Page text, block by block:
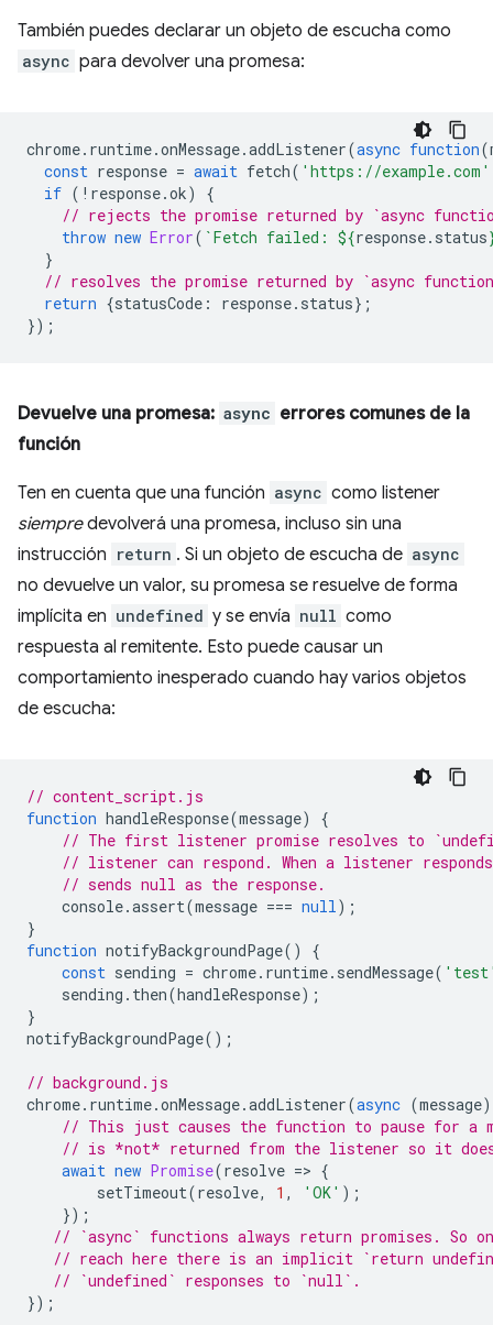
También puedes declarar un objeto de escucha como
async para devolver una promesa:
chrome. runtime.onMessage.addListener(async function(
const response = await fetch( 'https://example.com'
if ( ! response.ok)
{
// rejects the promise returned by `async
throw new Error( `Fetch failed: ${response. status
}
// resolves the promise returned by `async
return {statusCode : response. status};
});
Devuelve una promesa: async errores comunes de la
función
Ten en cuenta que una función async como listener
siempredevolverá una promesa, incluso sin una
instrucción return . Si un objeto de escucha de async
no devuelve un valor, su promesa se resuelve de forma
implícita en undefined y se envía null como
respuesta al remitente. Esto puede causar un
comportamiento inesperado cuando hay varios objetos
de escucha:
// content_script.js
function handleResponse(message)
{
// The first listener promise resolves to
// listener can respond. When a listener
// sends null as the response.
console.assert(message === null);
}
function notifyBackgroundPage()
{
const sending = chrome. runtime. sendMessage(
sending . then(handleResponse);
}
notifyBackgroundPage();
// background.js
chrome. runtime.onMessage.addListener(async (message)
// This just causes the function to pause for a
// is *not* returned from the listener so it
await new Promise(resolve => {
setTimeout(resolve, 1 , 'OK' );
});
// `async` functions always return promises. So
// reach here there is an implicit `return
// `undefined` responses to `null`.
});